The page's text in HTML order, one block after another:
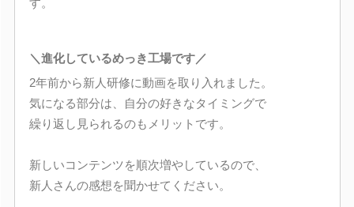
す。
＼進化しているめっき工場です／
2年前から新人研修に動画を取り入れました。
気になる部分は、自分の好きなタイミングで
繰り返し見られるのもメリットです。
新しいコンテンツを順次増やしているので、
新人さんの感想を聞かせてください。